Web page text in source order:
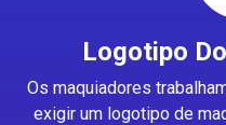
Logotipo
Os maquiadores
exigir um logotipo de